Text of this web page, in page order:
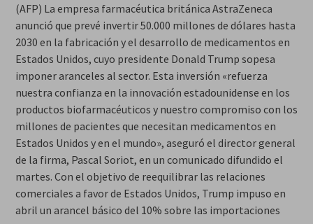
(AFP) La empresa farmacéutica británica AstraZeneca
anunció que prevé invertir 50.000 millones de dólares hasta
2030 en la fabricación y el desarrollo de medicamentos en
Estados Unidos, cuyo presidente Donald Trump sopesa
imponer aranceles al sector. Esta inversión «refuerza
nuestra confianza en la innovación estadounidense en los
productos biofarmacéuticos y nuestro compromiso con los
millones de pacientes que necesitan medicamentos en
Estados Unidos y en el mundo», aseguró el director general
de la firma, Pascal Soriot, en un comunicado difundido el
martes. Con el objetivo de reequilibrar las relaciones
comerciales a favor de Estados Unidos, Trump impuso en
abril un arancel básico del 10% sobre las importaciones